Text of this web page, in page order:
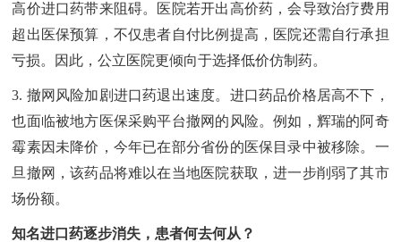
高价进口药带来阻碍。医院若开出高价药，会导致治疗费用
超出医保预算，不仅患者自付比例提高，医院还需自行承担
亏损。因此，公立医院更倾向于选择低价仿制药。
3. 撤网风险加剧进口药退出速度。进口药品价格居高不下，
也面临被地方医保采购平台撤网的风险。例如，辉瑞的阿奇
霉素因未降价，今年已在部分省份的医保目录中被移除。一
旦撤网，该药品将难以在当地医院获取，进一步削弱了其市
场份额。
知名进口药逐步消失，患者何去何从？